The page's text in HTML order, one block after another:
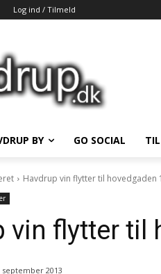
Log ind / Tilmeld
BY GO SOCIAL
Havdrup vin flytter til hovedgaden
vin flytter til
september 2013